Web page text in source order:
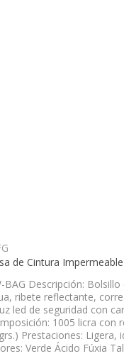
de Cintura
BAG Descripción:
ribete reflectante,
led de seguridad con
1005 licra con
Prestaciones: Ligera,
Verde Ácido Fúxia